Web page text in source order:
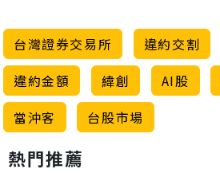
台灣證券交易所 違約交割
違約金額
緯創 AI股
當沖客
台股市場
熱門推薦